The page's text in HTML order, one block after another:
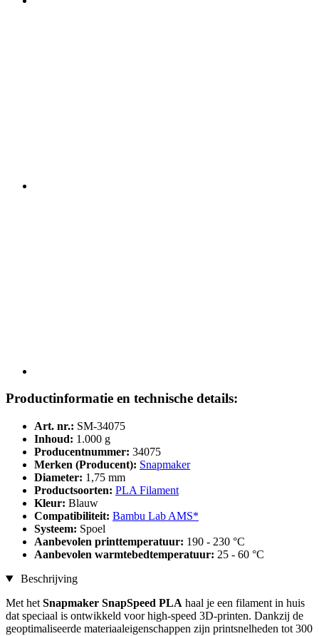
Productinformatie en technische details:
Art. nr.: SM-34075
Inhoud: 1.000 g
Producentnummer: 34075
Merken (Producent): Snapmaker
Diameter: 1,75 mm
Productsoorten: PLA Filament
Kleur: Blauw
Compatibiliteit: Bambu Lab AMS*
Systeem: Spoel
Aanbevolen printtemperatuur: 190 - 230 °C
Aanbevolen warmtebedtemperatuur: 25 - 60 °C
Beschrijving
Met het Snapmaker SnapSpeed PLA haal je een filament in huis
dat speciaal is ontwikkeld voor high-speed 3D-printen. Dankzij de
geoptimaliseerde materiaaleigenschappen zijn printsnelheden tot 300